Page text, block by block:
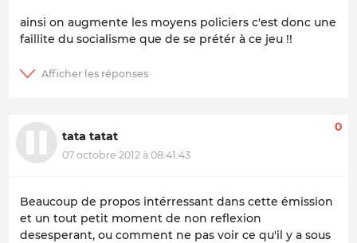
ainsi on augmente les moyens policiers c'est donc une
faillite du socialisme que de se prétér à ce jeu !!
tata tatat
07 octobre 2012 à 08:41:43
0
Beaucoup de propos intérressant dans cette émission
et un tout petit moment de non reflexion
desesperant, ou comment ne pas voir ce qu'il y a sous